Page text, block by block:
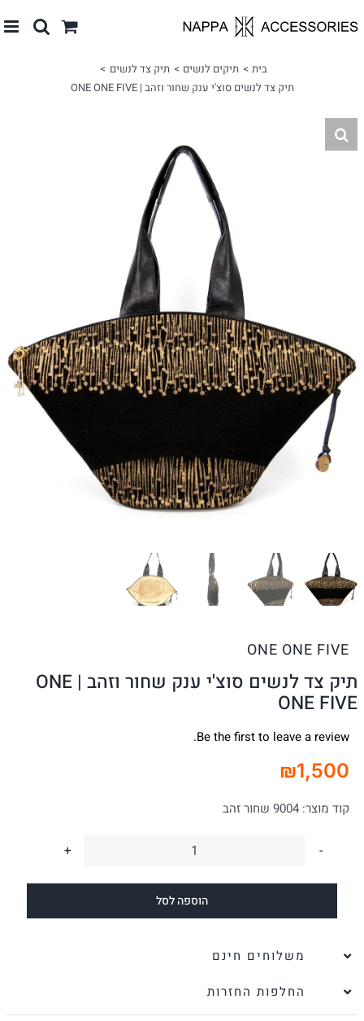
לתוכן
בית תיקים לנשים
תיק צד לנשים
תיק צד לנשים סוצ'י ענק שחור וזהב | ONE ONE FIVE
ONE ONE FIVE
תיק צד לנשים סוצ'י ענק שחור וזהב | ONE
ONE FIVE
Be the first to leave a review.
₪1,500
קוד מוצר: 9004 שחור זהב
כמות
של
תיק
הוספה לסל
משלוחים חינם
החלפות החזרות